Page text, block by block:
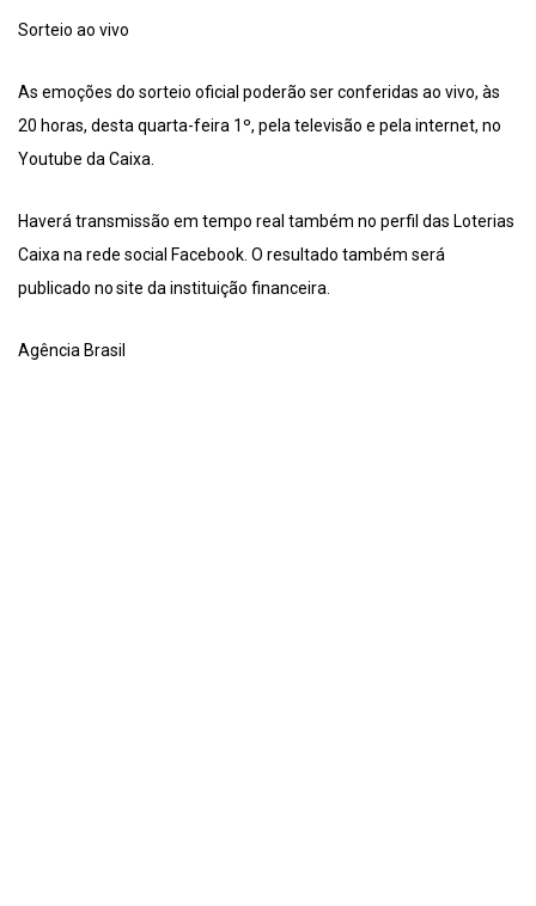
Sorteio ao vivo
As emoções do sorteio oficial poderão ser conferidas ao vivo, às
20 horas, desta quarta-feira 1º, pela televisão e pela internet, no
Youtube da Caixa.
Haverá transmissão em tempo real também no perfil das Loterias
Caixa na rede social Facebook. O resultado também será
publicado no site da instituição financeira.
Agência Brasil